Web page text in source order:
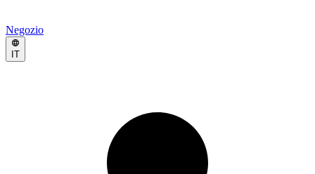
Negozio
IT